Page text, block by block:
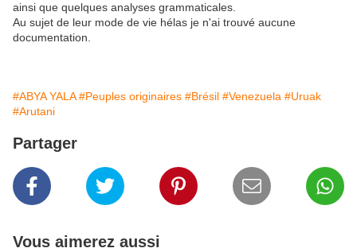
ainsi que quelques analyses grammaticales.
Au sujet de leur mode de vie hélas je n'ai trouvé aucune
documentation.
#ABYA YALA #Peuples originaires #Brésil #Venezuela #Uruak
#Arutani
Partager
Vous aimerez aussi